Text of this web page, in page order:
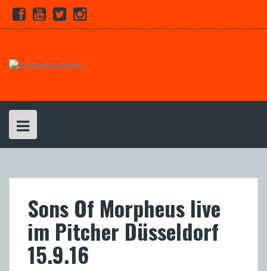
Skip
content
Facebook
YoutubeTwitterInstagram
Sons Of Morpheus live
im Pitcher Düsseldorf
15.9.16